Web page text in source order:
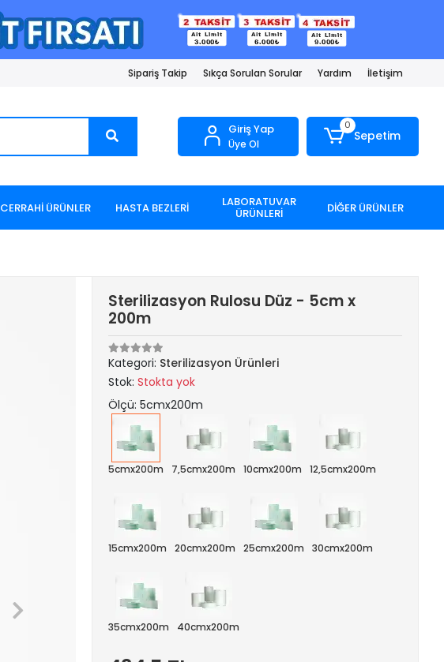
Sipariş Takip Sıkça Sorulan Sorular Yardım İletişim
Giriş Yap
Üye Ol
0
Sepetim
CERRAHİ ÜRÜNLER HASTA BEZLERİ LABORATUVAR
ÜRÜNLERİ DİĞER ÜRÜNLER
Sterilizasyon Rulosu Düz - 5cm x
200m
Kategori: Sterilizasyon Ürünleri
Stok:Stokta yok
Ölçü: 5cmx200m
5cmx200m 7,5cmx200m 10cmx200m 12,5cmx200m
15cmx200m 20cmx200m 25cmx200m 30cmx200m
35cmx200m 40cmx200m